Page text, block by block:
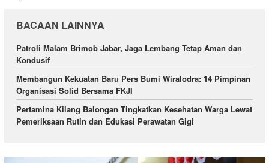
BACAAN LAINNYA
Patroli Malam Brimob Jabar, Jaga Lembang Tetap Aman dan
Kondusif
Membangun Kekuatan Baru Pers Bumi Wiralodra: 14 Pimpinan
Organisasi Solid Bersama FKJI
Pertamina Kilang Balongan Tingkatkan Kesehatan Warga Lewat
Pemeriksaan Rutin dan Edukasi Perawatan Gigi